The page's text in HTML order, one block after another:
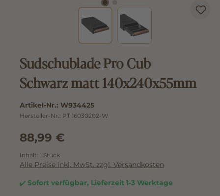
Sudschublade Pro Cub
Schwarz matt 140x240x55mm
Artikel-Nr.: W934425
Hersteller-Nr.: PT 16030202-W
88,99 €
Inhalt: 1 Stück
Alle Preise inkl. MwSt. zzgl. Versandkosten
Sofort verfügbar, Lieferzeit 1-3 Werktage